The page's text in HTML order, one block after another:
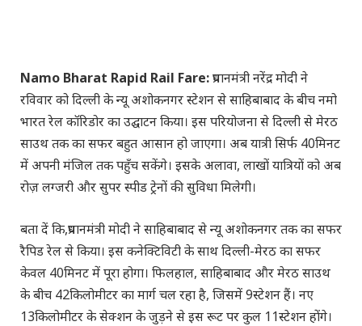
Namo Bharat Rapid Rail Fare:प्रधानमंत्री नरेंद्र मोदी ने
रविवार को दिल्ली के न्यू अशोकनगर स्टेशन से साहिबाबाद के बीच नमो
भारत रेल कॉरिडोर का उद्घाटन किया। इस परियोजना से दिल्ली से मेरठ
साउथ तक का सफर बहुत आसान हो जाएगा। अब यात्री सिर्फ 40मिनट
में अपनी मंजिल तक पहुँच सकेंगे। इसके अलावा, लाखों यात्रियों को अब
रोज़ लग्जरी और सुपर स्पीड ट्रेनों की सुविधा मिलेगी।
बता दें कि,प्रधानमंत्री मोदी ने साहिबाबाद से न्यू अशोकनगर तक का सफर
रैपिड रेल से किया। इस कनेक्टिविटी के साथ दिल्ली-मेरठ का सफर
केवल 40मिनट में पूरा होगा। फिलहाल, साहिबाबाद और मेरठ साउथ
के बीच 42किलोमीटर का मार्ग चल रहा है, जिसमें 9स्टेशन हैं। नए
13किलोमीटर के सेक्शन के जुड़ने से इस रूट पर कुल 11स्टेशन होंगे।